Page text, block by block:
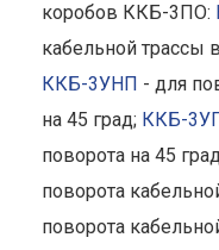
коробов ККБ-3ПО:
кабельной трассы
ККБ-3УНП - для
на 45 град; ККБ-
поворота на 45
поворота
поворота